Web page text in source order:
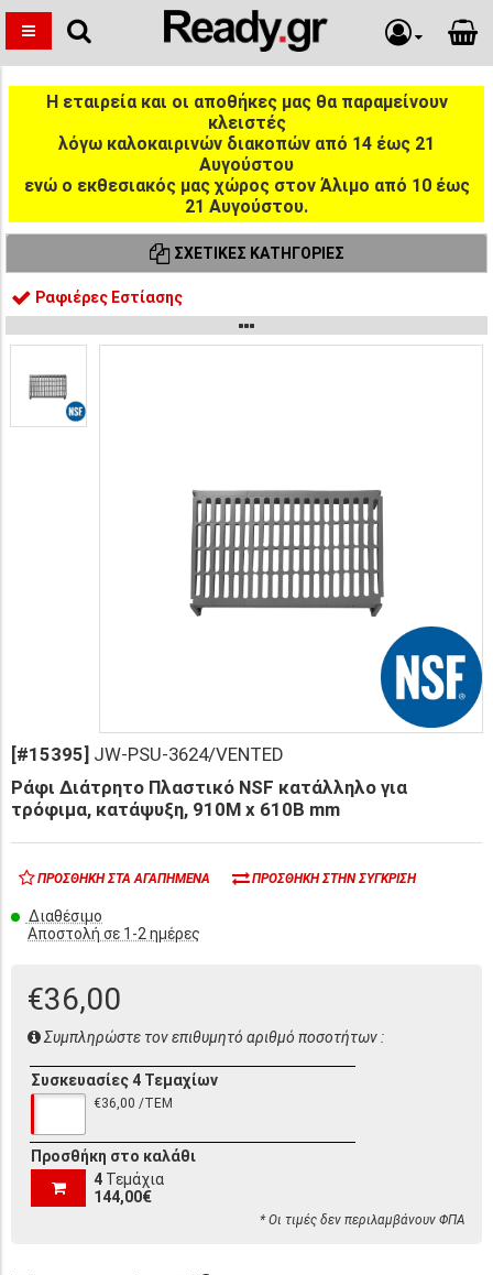
Η εταιρεία και οι αποθήκες μας θα παραμείνουν
κλειστές
λόγω καλοκαιρινών διακοπών από 14 έως 21
Αυγούστου
ενώ ο εκθεσιακός μας χώρος στον Άλιμο από 10 έως
21 Αυγούστου.
ΣΧΕΤΙΚΈΣ ΚΑΤΗΓΟΡΊΕΣ
Ραφιέρες Εστίασης
[#15395] JW-PSU-3624/VENTED
Ράφι Διάτρητο Πλαστικό NSF κατάλληλο για
τρόφιμα, κατάψυξη, 910Μ x 610Β mm
ΠΡΟΣΘΉΚΗ ΣΤΑ ΑΓΑΠΗΜΈΝΑ ΠΡΟΣΘΉΚΗ ΣΤΗΝ ΣΎΓΚΡΙΣΗ
Διαθέσιμο
Αποστολή σε 1-2 ημέρες
€36,00
Συμπληρώστε τον επιθυμητό αριθμό ποσοτήτων :
Συσκευασίες 4 Τεμαχίων
€36,00 /ΤΕΜ
Προσθήκη στο καλάθι
4 Τεμάχια
144,00€
* Οι τιμές δεν περιλαμβάνουν ΦΠΑ